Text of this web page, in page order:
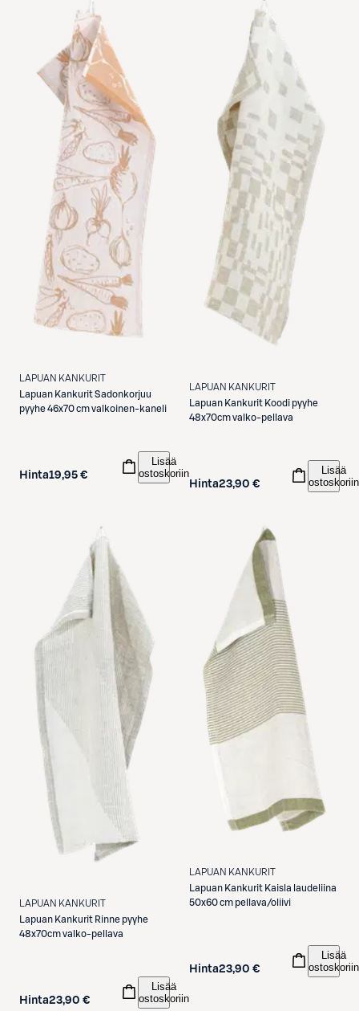
LAPUAN KANKURIT
Lapuan KankuritSadonkorjuu
pyyhe 46x70 cm valkoinen-kaneli
Hinta19,95 €
Lisää
ostoskoriin
LAPUAN KANKURIT
Lapuan Kankurit Koodi pyyhe
48x70cm valko-pellava
Hinta23,90 €
Lisää
ostoskoriin
LAPUAN KANKURIT
Lapuan Kankurit Rinne pyyhe
48x70cm valko-pellava
Hinta23,90 €
Lisää
ostoskoriin
LAPUAN KANKURIT
Lapuan Kankurit Kaisla laudeliina
50x60 cm pellava/oliivi
Hinta23,90 €
Lisää
ostoskoriin